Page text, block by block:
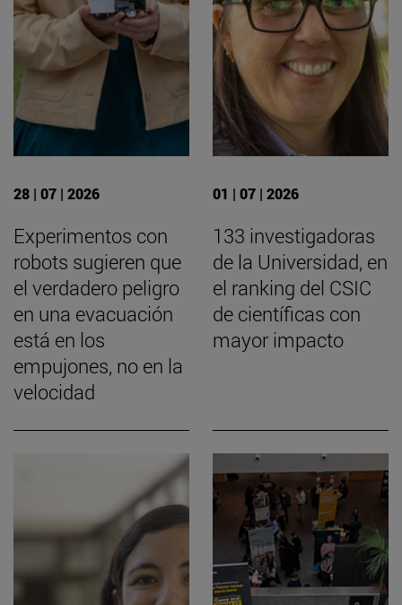
28 | 07 | 2026
Experimentos con
robots sugieren que
el verdadero peligro
en una evacuación
está en los
empujones, no en la
velocidad
01 | 07 | 2026
133 investigadoras
de la Universidad, en
el ranking del CSIC
de científicas con
mayor impacto